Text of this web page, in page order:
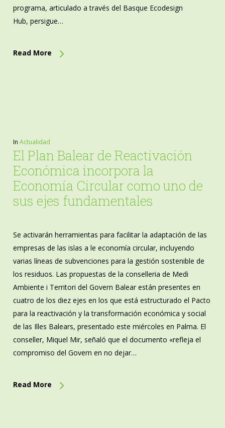
programa, articulado a través del Basque Ecodesign
Hub, persigue…
Read More
In Actualidad
El Plan Balear de Reactivación
Económica incorpora la
Economía Circular como uno de
sus ejes fundamentales
Se activarán herramientas para facilitar la adaptación de las
empresas de las islas a le economía circular, incluyendo
varias líneas de subvenciones para la gestión sostenible de
los residuos. Las propuestas de la conselleria de Medi
Ambiente i Territori del Govern Balear están presentes en
cuatro de los diez ejes en los que está estructurado el Pacto
para la reactivación y la transformación económica y social
de las Illes Balears, presentado este miércoles en Palma. El
conseller, Miquel Mir, señaló que el documento «refleja el
compromiso del Govern en no dejar…
Read More